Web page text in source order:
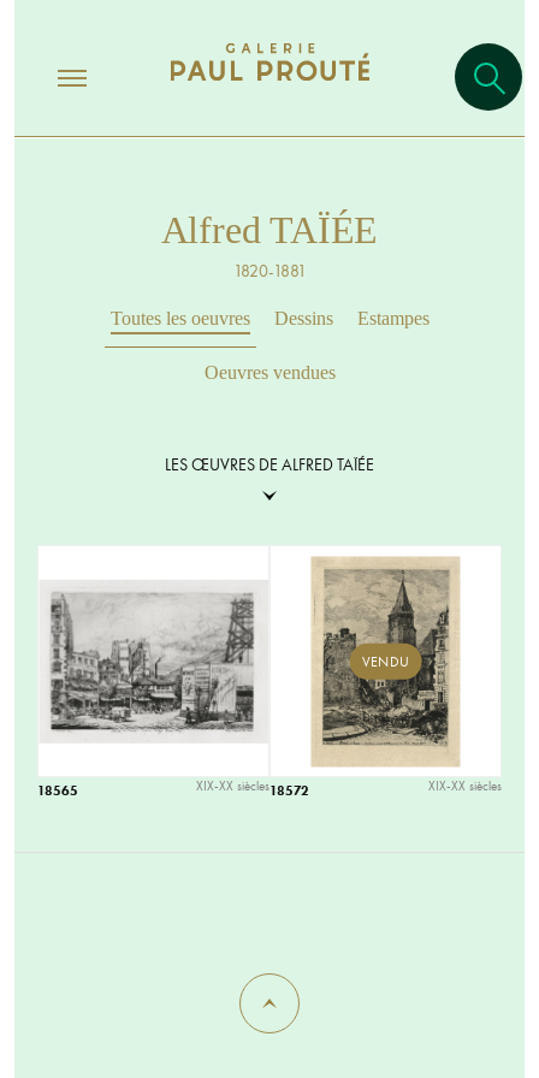
Alfred TAÏÉE
1820-1881
Toutes les oeuvres Dessins Estampes
Oeuvres vendues
LES ŒUVRES DE ALFRED TAÏÉE
18565 XIX-XX siècles
VENDU
18572 XIX-XX siècles